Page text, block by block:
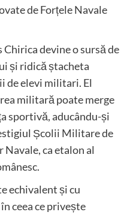
de Forțele Navale
Chirica devine o sursă de
și ridică ștacheta
de elevi militari. El
militară poate merge
sportivă, aducându-și
Școlii Militare de
ca etalon al
echivalent și cu
ceea ce privește